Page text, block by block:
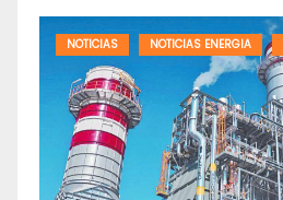
NOTICIAS NOTICIAS ENERGIA